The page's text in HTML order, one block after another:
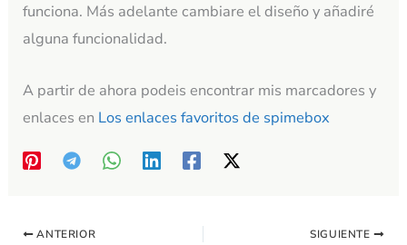
funciona. Más adelante cambiare el diseño y añadiré
alguna funcionalidad.
A partir de ahora podeis encontrar mis marcadores y
enlaces en Los enlaces favoritos de spimebox
ANTERIOR SIGUIENTE